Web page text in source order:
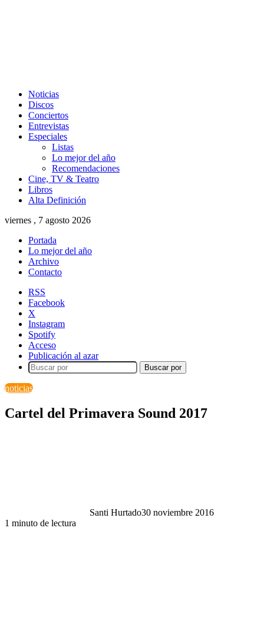
Noticias
Discos
Conciertos
Entrevistas
Especiales
Listas
Lo mejor del año
Recomendaciones
Cine, TV & Teatro
Libros
Alta Definición
viernes , 7 agosto 2026
Portada
Lo mejor del año
Archivo
Contacto
RSS
Facebook
X
Instagram
Spotify
Acceso
Publicación al azar
Buscar por
noticias
Cartel del Primavera Sound 2017
Santi Hurtado30 noviembre 2016
1 minuto de lectura